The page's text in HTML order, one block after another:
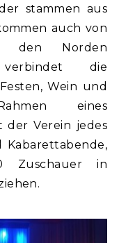
stammen aus
auch von
Norden
die
Wein und
eines
der Verein jedes
Kabarettabende,
Zuschauer in